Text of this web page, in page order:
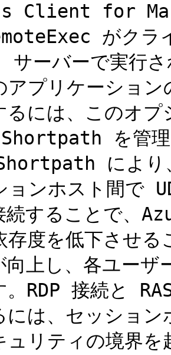
Client for Mac
がクラ
ーバーで実行さ
アプリケーショ
るには、このオ
を管
により
ョンホスト間で
続することで
存度を低下させ
向上し、各ユーザ
。RDP 接続と
には、セッショ
ュリティの境界